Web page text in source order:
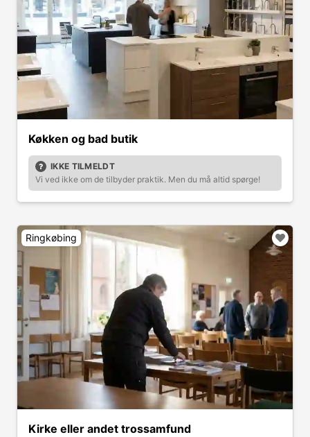
Køkken og bad butik
IKKE TILMELDT
Vi ved ikke om de tilbyder praktik. Men du må altid spørge!
Ringkøbing
Kirke eller andet trossamfund